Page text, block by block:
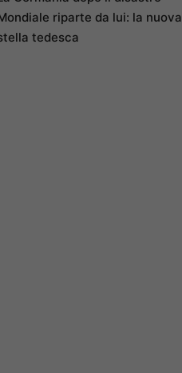
riparte da lui: la nuova
tedesca